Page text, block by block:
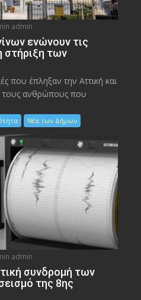
admin
ενώνουν τις
στήριξη των
που έπληξαν την Αττική και
τους ανθρώπους που
Νέα των Δήμων
admin
συνδρομή των
της 8ης